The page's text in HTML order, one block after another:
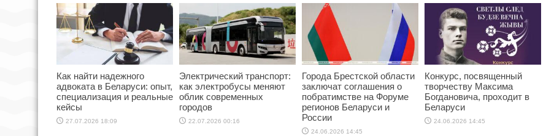
Как найти надежного
адвоката в Беларуси: опыт,
специализация и реальные
кейсы
27.07.2026 18:09
Электрический транспорт:
как электробусы меняют
облик современных
городов
22.07.2026 00:16
Города Брестской области
заключат соглашения о
побратимстве на Форуме
регионов Беларуси и
России
24.06.2026 14:45
Конкурс, посвященный
творчеству Максима
Богдановича, проходит в
Беларуси
24.06.2026 14:45